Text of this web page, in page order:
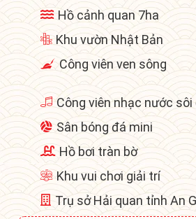
Hồ cảnh quan 7ha
Khu vườn Nhật Bản
Công viên ven sông
Công viên nhạc nước sôi
Sân bóng đá mini
Hồ bơi tràn bờ
Khu vui chơi giải trí
Trụ sở Hải quan tỉnh An